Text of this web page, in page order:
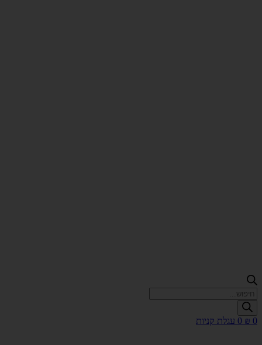
Products
search
₪ 0
0 עגלת קניות